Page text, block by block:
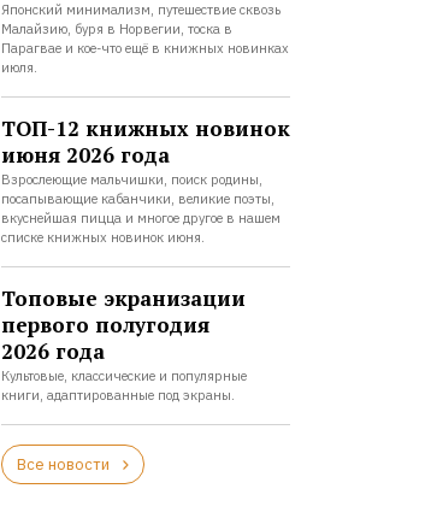
Японский минимализм, путешествие сквозь
Малайзию, буря в Норвегии, тоска в
Парагвае и кое-что ещё в книжных новинках
июля.
ТОП-12 книжных новинок
июня 2026 года
Взрослеющие мальчишки, поиск родины,
посапывающие кабанчики, великие поэты,
вкуснейшая пицца и многое другое в нашем
списке книжных новинок июня.
Топовые экранизации
первого полугодия
2026 года
Культовые, классические и популярные
книги, адаптированные под экраны.
Все новости